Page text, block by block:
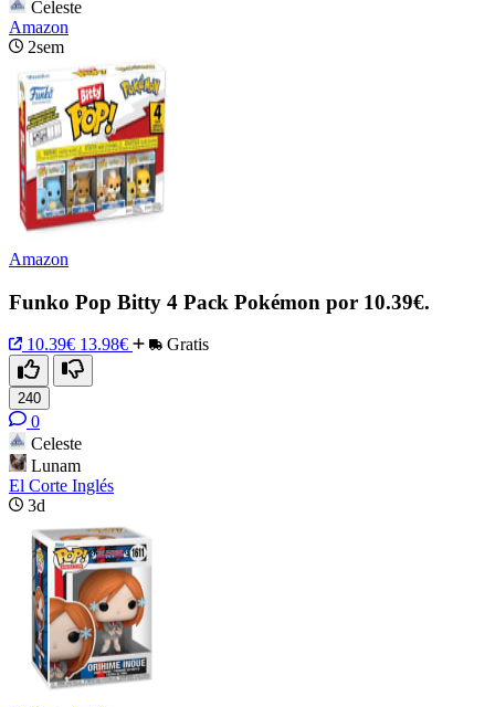
Celeste
Amazon
2sem
Amazon
Funko Pop Bitty 4 Pack Pokémon por 10.39€.
10.39€ 13.98€ Gratis
240
0
Celeste
Lunam
El Corte Inglés
3d